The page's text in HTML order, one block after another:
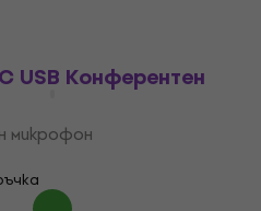
USB Конферентен
микрофон